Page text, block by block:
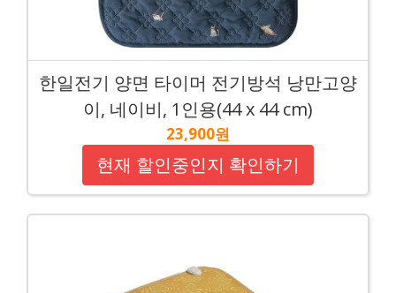
한일전기 양면 타이머 전기방석 낭만고양
이, 네이비, 1인용(44 x 44 cm)
23,900원
현재 할인중인지 확인하기